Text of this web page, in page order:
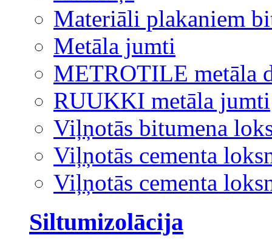
Materiāli plakaniem
Metāla jumti
METROTILE metāla
RUUKKI metāla jumti
Viļņotās bitumena
Viļņotās cementa
Viļņotās cementa
Siltumizolācija